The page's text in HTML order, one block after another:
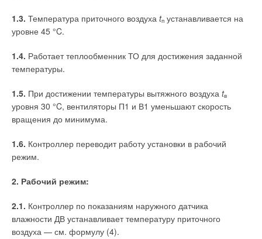
1.3. Температура приточного воздуха tп устанавливается на
уровне 45 °C.
1.4. Работает теплообменник ТО для достижения заданной
температуры.
1.5. При достижении температуры вытяжного воздуха tв
уровня 30 °C, вентиляторы П1 и В1 уменьшают скорость
вращения до минимума.
1.6. Контроллер переводит работу установки в рабочий
режим.
2. Рабочий режим:
2.1. Контроллер по показаниям наружного датчика
влажности ДВ устанавливает температуру приточного
воздуха — см. формулу (4).